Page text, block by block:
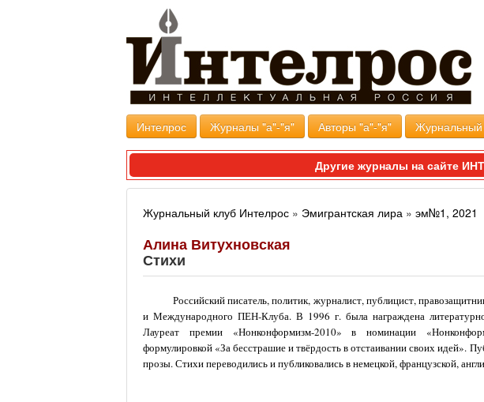
Интелрос Журналы "а"-"я" Авторы "а"-"я" Журнальный
Другие журналы на сайте
Журнальный клуб Интелрос » Эмигрантская лира » эм№1, 2021
Алина Витухновская
Стихи
Российский писатель, политик, журналист, публицист,
и Международного ПЕН-Клуба. В 1996 г. была награждена
Лауреат премии «Нонконформизм-2010» в номинации
формулировкой «За бесстрашие и твёрдость в отстаивании своих идей».
прозы. Стихи переводились и публиковались в немецкой, французской,